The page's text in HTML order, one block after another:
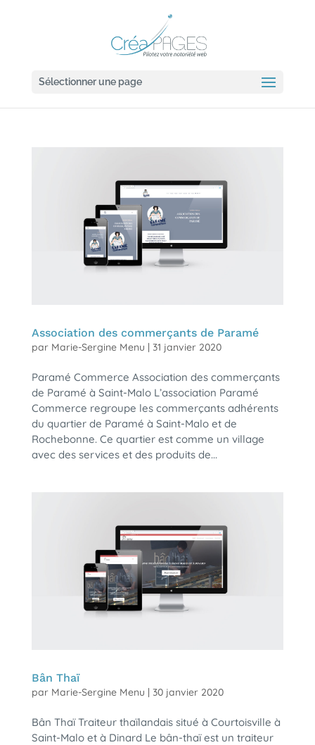
Sélectionner une page
Association des commerçants de Paramé
par Marie-Sergine Menu | 31 janvier 2020
Paramé Commerce Association des commerçants
de Paramé à Saint-Malo L’association Paramé
Commerce regroupe les commerçants adhérents
du quartier de Paramé à Saint-Malo et de
Rochebonne. Ce quartier est comme un village
avec des services et des produits de...
Bân Thaï
par Marie-Sergine Menu | 30 janvier 2020
Bân Thaï Traiteur thaïlandais situé à Courtoisville à
Saint-Malo et à Dinard Le bân-thaï est un traiteur